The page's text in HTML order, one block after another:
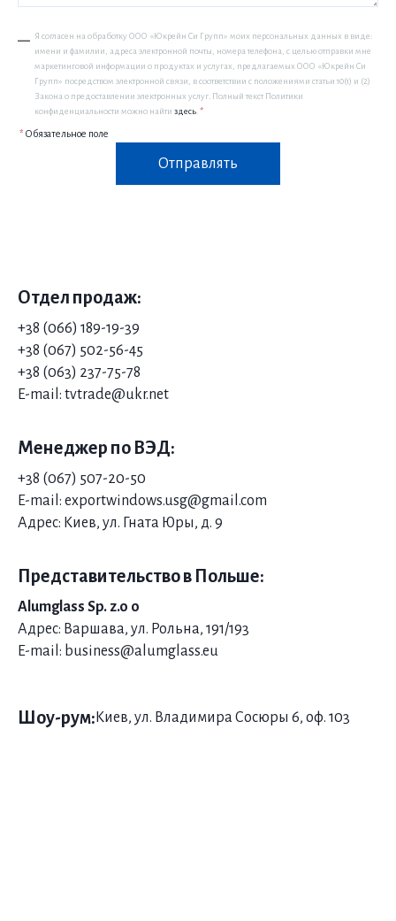
Я согласен на обработку ООО «Юкрейн Си Групп» моих персональных данных в виде:
имени и фамилии, адреса электронной почты, номера телефона, с целью отправки мне
маркетинговой информации о продуктах и услугах, предлагаемых ООО «Юкрейн Си
Групп» посредством электронной связи, в соответствии с положениями статьи 10(1) и (2)
Закона о предоставлении электронных услуг. Полный текст Политики
конфиденциальности можно найти здесь. *
* Обязательное поле
Отправлять
Отдел продаж:
+38 (066) 189-19-39
+38 (067) 502-56-45
+38 (063) 237-75-78
E-mail: tvtrade@ukr.net
Менеджер по ВЭД:
+38 (067) 507-20-50
E-mail: exportwindows.usg@gmail.com
Адрес: Киев, ул. Гната Юры, д. 9
Представительство в Польше:
Alumglass Sp. z.o o
Адрес: Варшава, ул. Рольна, 191/193
E-mail: business@alumglass.eu
Шоу-рум: Киев, ул. Владимира Сосюры 6, оф. 103